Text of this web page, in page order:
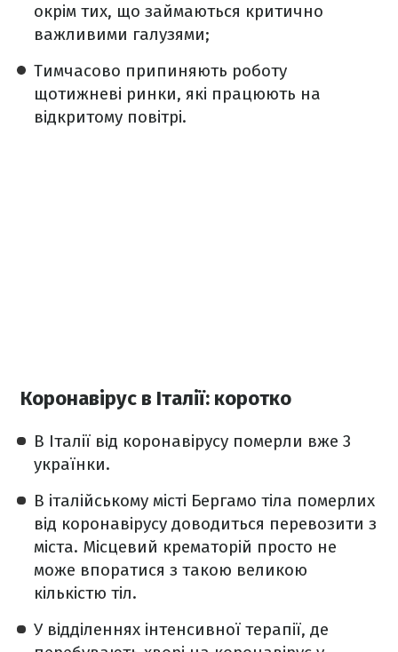
окрім тих, що займаються критично
важливими галузями;
Тимчасово припиняють роботу
щотижневі ринки, які працюють на
відкритому повітрі.
Коронавірус в Італії: коротко
В Італії від коронавірусу померли вже 3
українки.
В італійському місті Бергамо тіла померлих
від коронавірусу доводиться перевозити з
міста. Місцевий крематорій просто не
може впоратися з такою великою
кількістю тіл.
У відділеннях інтенсивної терапії, де